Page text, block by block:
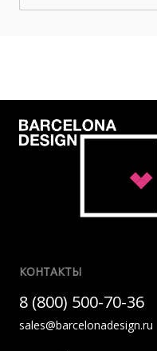
КОНТАКТЫ
8 (800) 500-70-36
sales@barcelonadesign.ru